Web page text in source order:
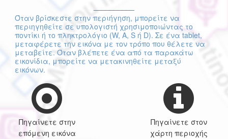
Όταν βρίσκεστε στην περιήγηση, μπορείτε να
περιηγηθείτε σε υπολογιστή χρησιμοποιώντας το
ποντίκι ή το πληκτρολόγιο (W, A, S ή D). Σε ένα tablet,
μεταφέρετε την εικόνα με τον τρόπο που θέλετε να
μεταβείτε. Όταν βλέπετε ένα από τα παρακάτω
εικονίδια, μπορείτε να μετακινηθείτε μεταξύ
εικόνων.
Πηγαίνετε στην
επόμενη εικόνα
Πηγαίνετε στον
χάρτη περιοχής